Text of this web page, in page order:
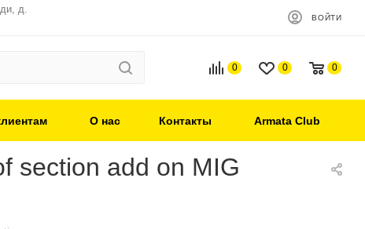
д.
ВОЙТИ
0 0 0
О нас Контакты Armata Club
section add on MIG